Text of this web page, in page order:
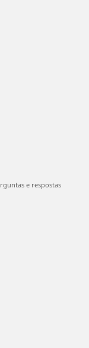
e respostas